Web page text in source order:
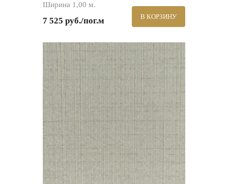
Ширина 1,00 м.
7 525 руб./пог.м В КОРЗИНУ